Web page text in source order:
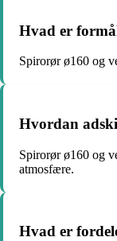
Hvad er
Spirorør ø160 og
Hvordan
Spirorør ø160 og
atmosfære.
Hvad er